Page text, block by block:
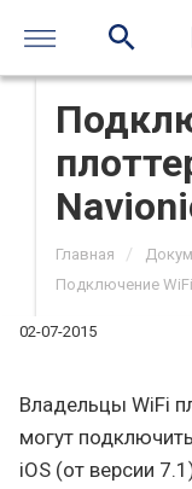
Главная /
Подключение
02-07-2015
Владельцы WiFi
могут
iOS (от версии